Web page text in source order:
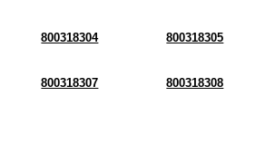
800318304 800318305
800318307 800318308